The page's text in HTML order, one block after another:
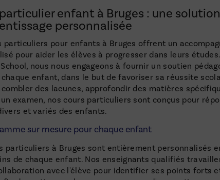
enfant à Bruges : une solution
personnalisée
particuliers pour enfants à Bruges offrent un
pour aider les élèves à progresser dans leurs
nous nous engageons à fournir un soutien
enfant, dans le but de favoriser sa réussite
des lacunes, approfondir des matières
examen, nos cours particuliers sont conçus pour
et variés des enfants.
sur mesure pour chaque enfant
particuliers à Bruges sont entièrement personnalisés
de chaque enfant. Nos enseignants qualifiés
avec l'élève pour identifier ses points forts